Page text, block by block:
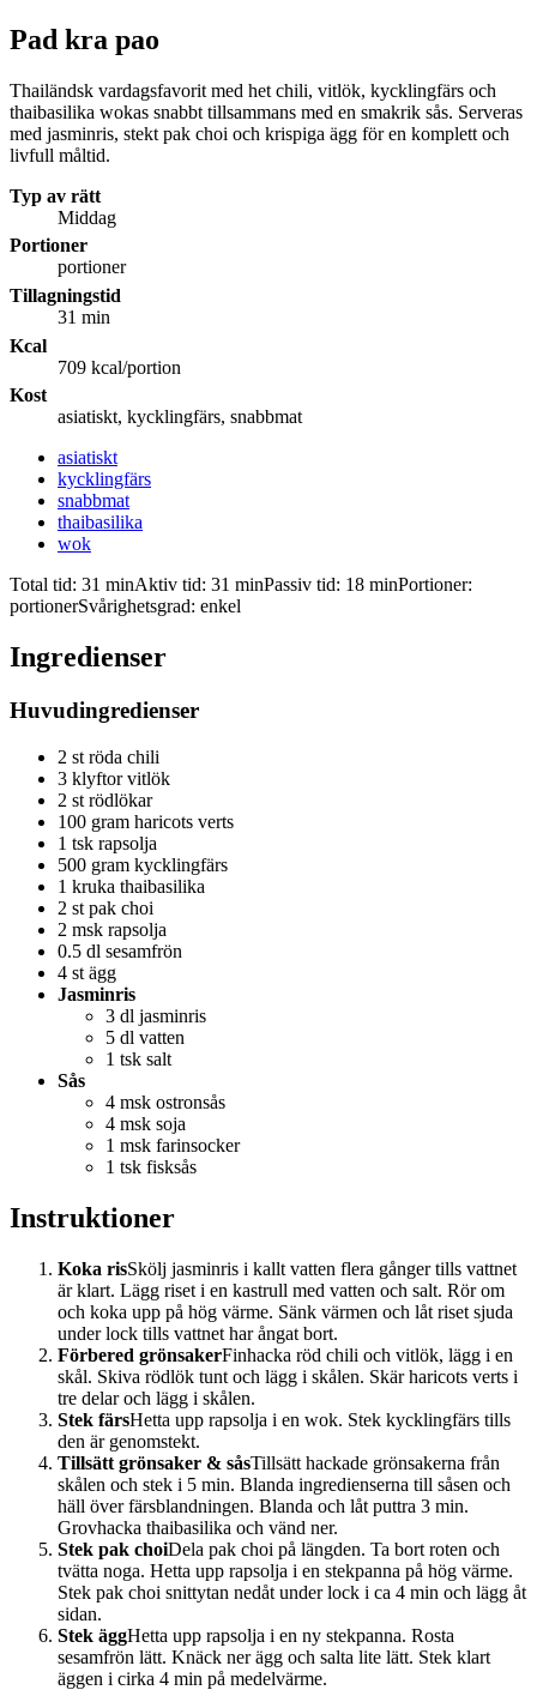
Pad kra pao
Thailändsk vardagsfavorit med het chili, vitlök, kycklingfärs och
thaibasilika wokas snabbt tillsammans med en smakrik sås. Serveras
med jasminris, stekt pak choi och krispiga ägg för en komplett och
livfull måltid.
Typ av rätt
Middag
Portioner
portioner
Tillagningstid
31 min
Kcal
709 kcal/portion
Kost
asiatiskt, kycklingfärs, snabbmat
asiatiskt
kycklingfärs
snabbmat
thaibasilika
wok
Total tid: 31 minAktiv tid: 31 minPassiv tid: 18 minPortioner:
portionerSvårighetsgrad: enkel
Ingredienser
Huvudingredienser
2 st röda chili
3 klyftor vitlök
2 st rödlökar
100 gram haricots verts
1 tsk rapsolja
500 gram kycklingfärs
1 kruka thaibasilika
2 st pak choi
2 msk rapsolja
0.5 dl sesamfrön
4 st ägg
Jasminris
3 dl jasminris
5 dl vatten
1 tsk salt
Sås
4 msk ostronsås
4 msk soja
1 msk farinsocker
1 tsk fisksås
Instruktioner
Koka risSkölj jasminris i kallt vatten flera gånger tills vattnet
är klart. Lägg riset i en kastrull med vatten och salt. Rör om
och koka upp på hög värme. Sänk värmen och låt riset sjuda
under lock tills vattnet har ångat bort.
Förbered grönsakerFinhacka röd chili och vitlök, lägg i en
skål. Skiva rödlök tunt och lägg i skålen. Skär haricots verts i
tre delar och lägg i skålen.
Stek färsHetta upp rapsolja i en wok. Stek kycklingfärs tills
den är genomstekt.
Tillsätt grönsaker & såsTillsätt hackade grönsakerna från
skålen och stek i 5 min. Blanda ingredienserna till såsen och
häll över färsblandningen. Blanda och låt puttra 3 min.
Grovhacka thaibasilika och vänd ner.
Stek pak choiDela pak choi på längden. Ta bort roten och
tvätta noga. Hetta upp rapsolja i en stekpanna på hög värme.
Stek pak choi snittytan nedåt under lock i ca 4 min och lägg åt
sidan.
Stek äggHetta upp rapsolja i en ny stekpanna. Rosta
sesamfrön lätt. Knäck ner ägg och salta lite lätt. Stek klart
äggen i cirka 4 min på medelvärme.